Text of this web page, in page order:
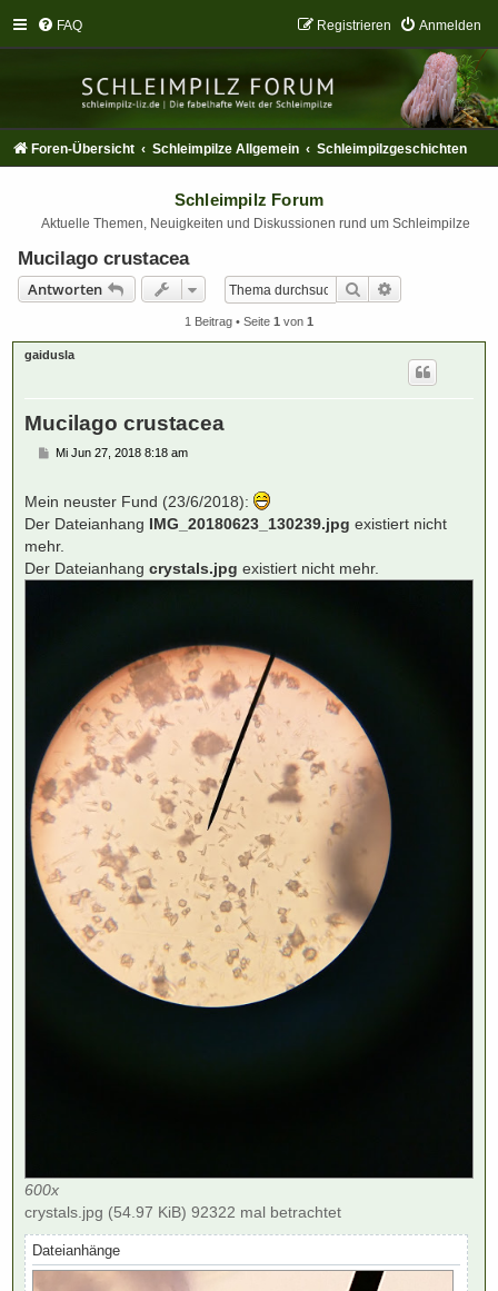
FAQ Anmelden
Registrieren
Foren-Übersicht Schleimpilze Allgemein Schleimpilzgeschichten
Schleimpilz Forum
Aktuelle Themen, Neuigkeiten und Diskussionen rund um Schleimpilze
Mucilago crustacea
Antworten
Suche
1 Beitrag • Seite 1 von 1
gaidusla
Mucilago crustacea
B
r
a
Mi Jun 27, 2018 8:18 am
Mein neuster Fund (23/6/2018):
Der Dateianhang IMG_20180623_130239.jpg existiert nicht
mehr.
Der Dateianhang crystals.jpg existiert nicht mehr.
600x
crystals.jpg (54.97 KiB) 92322 mal betrachtet
Dateianhänge